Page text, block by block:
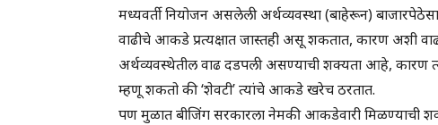
मध्यवर्ती नियोजन असलेली अर्थव्यवस्था (बाहेरून)
वाढीचे आकडे प्रत्यक्षात जास्तही असू शकतात, कारण अशी
अर्थव्यवस्थेतील वाढ दडपली असण्याची शक्यता आहे, कारण
म्हणू शकतो की ‘शेवटी’ त्यांचे आकडे खरेच ठरतात.
पण मुळात बीजिंग सरकारला नेमकी आकडेवारी मिळण्याची